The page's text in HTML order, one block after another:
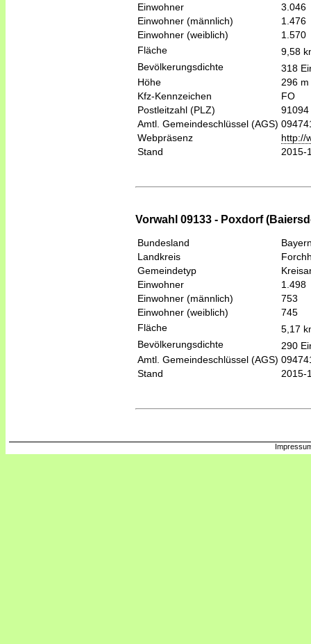
Einwohner
3.046
Einwohner (männlich)
1.476
Einwohner (weiblich)
1.570
Fläche
9,58
Bevölkerungsdichte
318
Höhe
296 m
Kfz-Kennzeichen
FO
Postleitzahl (PLZ)
91094
Amtl. Gemeindeschlüssel (AGS)
Webpräsenz
http://
Stand
2015-
Vorwahl 09133 - Poxdorf
Bundesland
Landkreis
Gemeindetyp
Einwohner
1.498
Einwohner (männlich)
753
Einwohner (weiblich)
745
Fläche
5,17
Bevölkerungsdichte
290
Amtl. Gemeindeschlüssel (AGS)
Stand
2015-